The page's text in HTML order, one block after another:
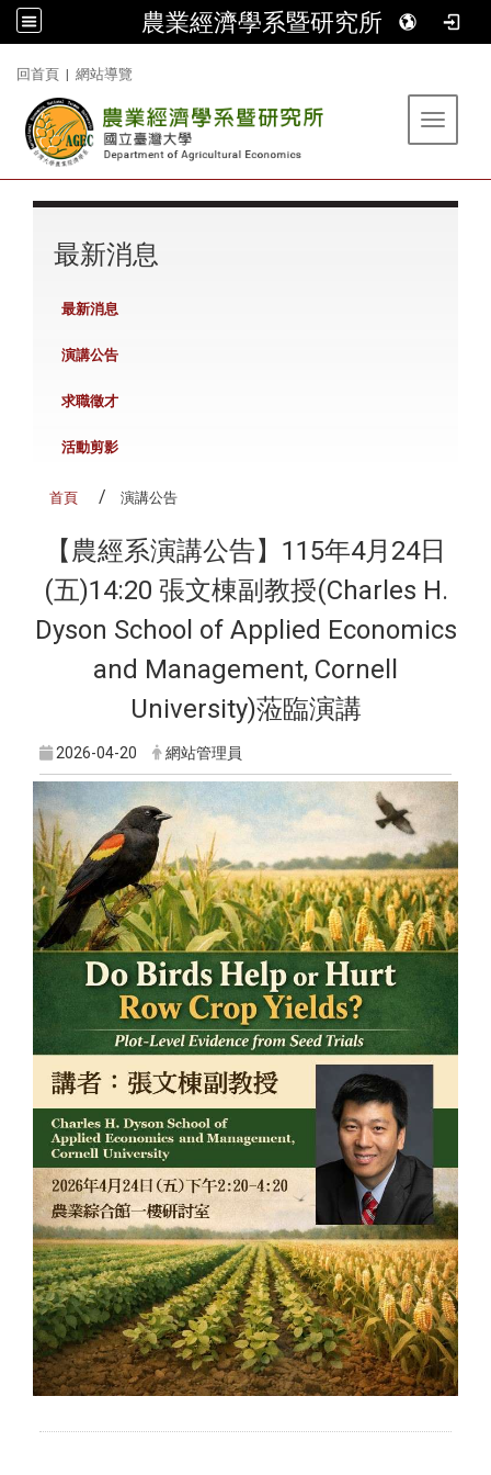
農業經濟學系暨研究所
回首頁 | 網站導覽
Toggle
最新消息
最新消息
演講公告
求職徵才
活動剪影
首頁 演講公告
【農經系演講公告】115年4月24日
(五)14:20 張文棟副教授(Charles H.
Dyson School of Applied Economics
and Management, Cornell
University)蒞臨演講
2026-04-20 網站管理員